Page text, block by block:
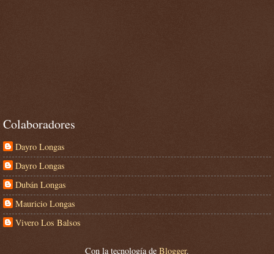
Colaboradores
Dayro Longas
Dayro Longas
Dubán Longas
Mauricio Longas
Vivero Los Balsos
Con la tecnología de Blogger.